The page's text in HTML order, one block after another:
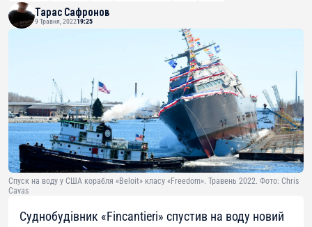
Тарас Сафронов
9 Травня, 202219:25
Спуск на воду у США корабля «Beloit» класу «Freedom». Травень 2022. Фото: Chris
Cavas
Суднобудівник «Fincantieri» спустив на воду новий